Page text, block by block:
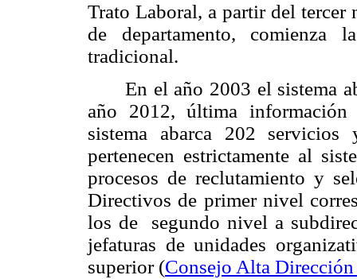
Trato Laboral, a partir del
de departamento, comienza
tradicional.
En el año 2003 el sistema
año 2012, última
sistema abarca 202
pertenecen estrictamente al
procesos de reclutamiento y
Directivos de primer nivel
los de segundo nivel a
jefaturas de unidades
superior (Consejo Alta